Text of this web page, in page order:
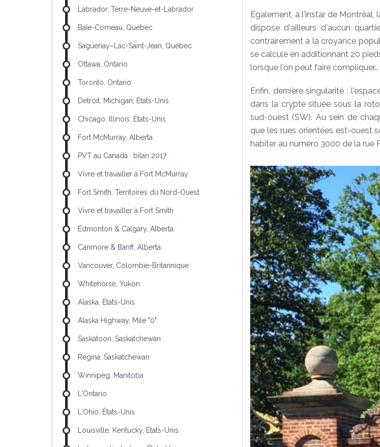
Également, à l'instar de Montréal,
dispose d'ailleurs d'aucun
contrairement à la croyance
se calcule en additionnant 20
lorsque l'on peut faire compliquer…
Enfin, dernière singularité :
dans la crypte située sous la
sud-ouest (SW). Au sein de
que les rues orientées est-ouest
habiter au numéro 3000 de la rue
Labrador, Terre-Neuve-et-Labrador
Baie-Comeau, Québec
Saguenay–Lac-Saint-Jean, Québec
Ottawa, Ontario
Toronto, Ontario
Detroit, Michigan, États-Unis
Chicago, Illinois, États-Unis
Fort McMurray, Alberta
PVT au Canada : bilan 2017
Vivre et travailler à Fort McMurray
Fort Smith, Territoires du Nord-Ouest
Vivre et travailler à Fort Smith
Edmonton & Calgary, Alberta
Canmore & Banff, Alberta
Vancouver, Colombie-Britannique
Whitehorse, Yukon
Alaska, États-Unis
Alaska Highway, Mile "0"
Saskatoon, Saskatchewan
Regina, Saskatchewan
Winnipeg, Manitoba
L'Ontario
L'Ohio, États-Unis
Louisville, Kentucky, États-Unis